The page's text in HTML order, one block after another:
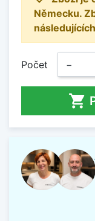
Německu.
Počet −
